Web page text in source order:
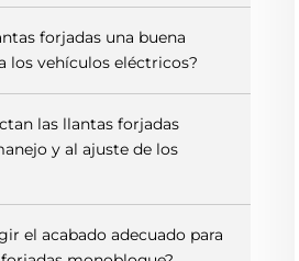
forjadas una buena
los vehículos eléctricos?
las llantas forjadas
y al ajuste de los
el acabado adecuado para